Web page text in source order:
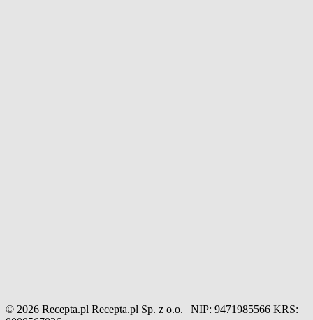
© 2026 Recepta.pl Recepta.pl Sp. z o.o. | NIP: 9471985566 KRS: